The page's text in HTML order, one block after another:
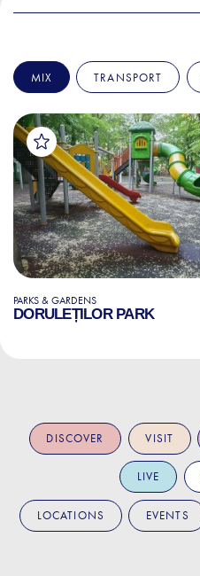
MIX TRANSPORT
PARKS & GARDENS
DORULEȚILOR PARK
DISCOVER VISIT
LIVE
LOCATIONS EVENTS